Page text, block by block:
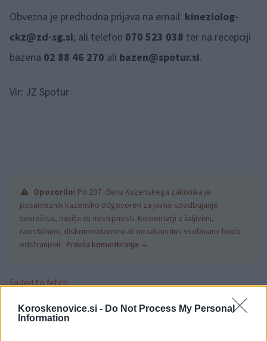
Koroskenovice.si - Do Not Process My Personal
Information
Obvezna je predhodna prijava na email: kineziolog-
ckz@zd-sg.si; ali telefon 070 523 038 ter na recepciji
bazena 02 88 46 270 ali bazen@spotur.si.
Vir: JZ Spotur
Opozorilo: Po 297. členu Kazenskega zakonika je
posameznik kazensko odgovoren za javno spodbujanje
sovraštva, nasilja ali nestrpnosti. Komentarji z žaljivimi,
rasističnimi, diskriminatornimi ali nezakonitimi vsebinami bodo
odstranjeni. Pravila komentiranja →
Failed to fetch